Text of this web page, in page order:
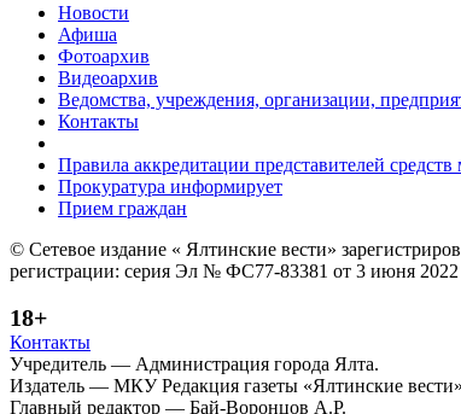
Новости
Афиша
Фотоархив
Видеоархив
Ведомства, учреждения, организации,
Контакты
Правила аккредитации представителей
Прокуратура информирует
Прием граждан
© Сетевое издание « Ялтинские вести»
регистрации: серия Эл № ФС77-83381 от 3 июня 2022
18+
Контакты
Учредитель — Администрация города Ялта.
Издатель — МКУ Редакция газеты «Ялтинские вести»
Главный редактор — Бай-Воронцов А.Р.